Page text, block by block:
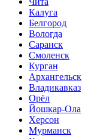
Калуга
Белгород
Вологда
Саранск
Смоленск
Курган
Архангельск
Владикавказ
Орёл
Йошкар-Ола
Херсон
Мурманск